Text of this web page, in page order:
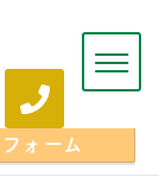
フォーム